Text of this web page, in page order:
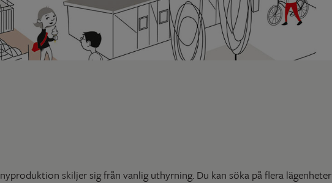
skiljer sig från vanlig uthyrning. Du kan söka på flera lägenheter